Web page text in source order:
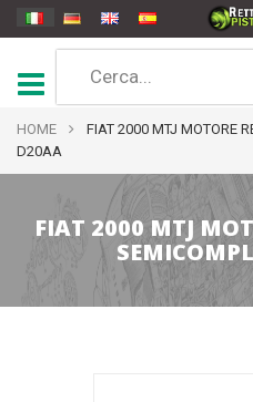
HOME
FIAT 2000 MTJ MOTORE
D20AA
FIAT 2000 MTJ